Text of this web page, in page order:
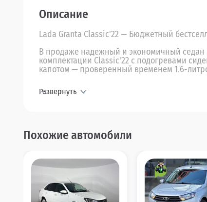
Описание
Lada Granta Classic'22 — Бюджетный
В продаже надежный и экономичный седан
комплектации Classic'22 с подогревами
капотом — проверенный временем 1.6-
Развернуть
Похожие автомобили